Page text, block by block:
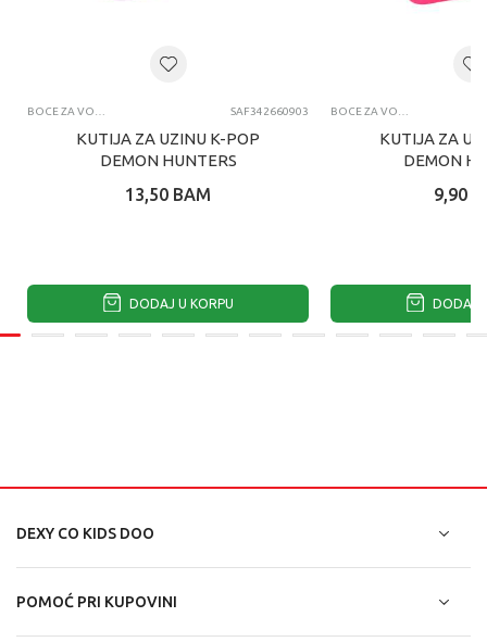
SAF342660903
KUTIJA ZA UZINU K-POP
DEMON HUNTERS
13,50 BAM
DODAJ U KORPU
KUTIJA ZA
DEMON
9,90
DODAJ
DEXY CO KIDS DOO
POMOĆ PRI KUPOVINI